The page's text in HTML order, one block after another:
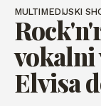
MULTIMEDIJSKI
vokalni
Elvisa